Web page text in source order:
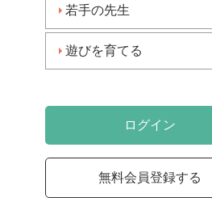
若手の先生
遊びを育てる
ログイン
無料会員登録する